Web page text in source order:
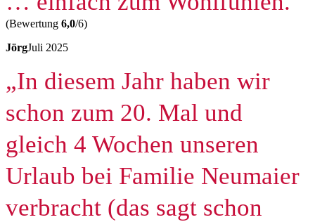
(Bewertung 6,0/6)
JörgJuli 2025
„In diesem Jahr haben wir
schon zum 20. Mal und
gleich 4 Wochen unseren
Urlaub bei Familie Neumaier
verbracht (das sagt schon